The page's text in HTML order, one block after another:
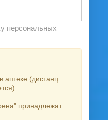
аптеке (дистанц.
принадлежат